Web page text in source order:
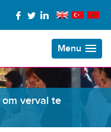
Menu
verval te